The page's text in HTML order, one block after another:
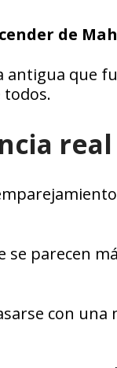
de
antigua que
todos.
real
parecen
con una